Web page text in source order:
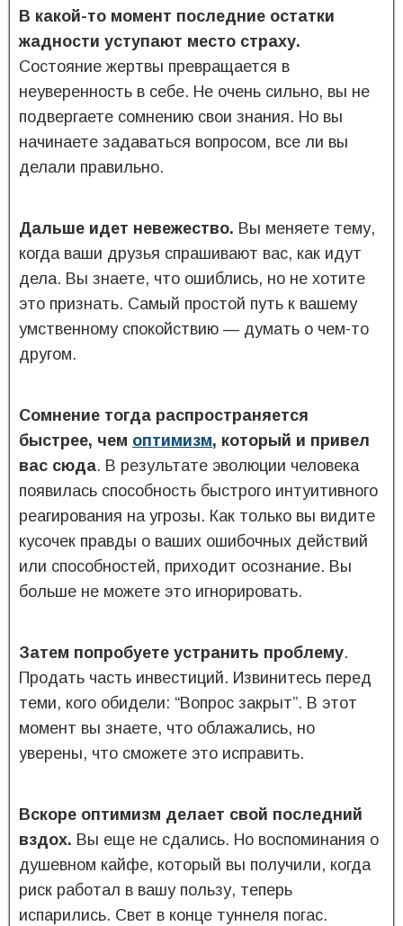
В какой-то момент последние остатки
жадности уступают место страху.
Состояние жертвы превращается в
неуверенность в себе. Не очень сильно, вы не
подвергаете сомнению свои знания. Но вы
начинаете задаваться вопросом, все ли вы
делали правильно.
Дальше идет невежество. Вы меняете тему,
когда ваши друзья спрашивают вас, как идут
дела. Вы знаете, что ошиблись, но не хотите
это признать. Самый простой путь к вашему
умственному спокойствию — думать о чем-то
другом.
Сомнение тогда распространяется
быстрее, чем оптимизм, который и привел
вас сюда. В результате эволюции человека
появилась способность быстрого интуитивного
реагирования на угрозы. Как только вы видите
кусочек правды о ваших ошибочных действий
или способностей, приходит осознание. Вы
больше не можете это игнорировать.
Затем попробуете устранить проблему.
Продать часть инвестиций. Извинитесь перед
теми, кого обидели: “Вопрос закрыт”. В этот
момент вы знаете, что облажались, но
уверены, что сможете это исправить.
Вскоре оптимизм делает свой последний
вздох. Вы еще не сдались. Но воспоминания о
душевном кайфе, который вы получили, когда
риск работал в вашу пользу, теперь
испарились. Свет в конце туннеля погас.